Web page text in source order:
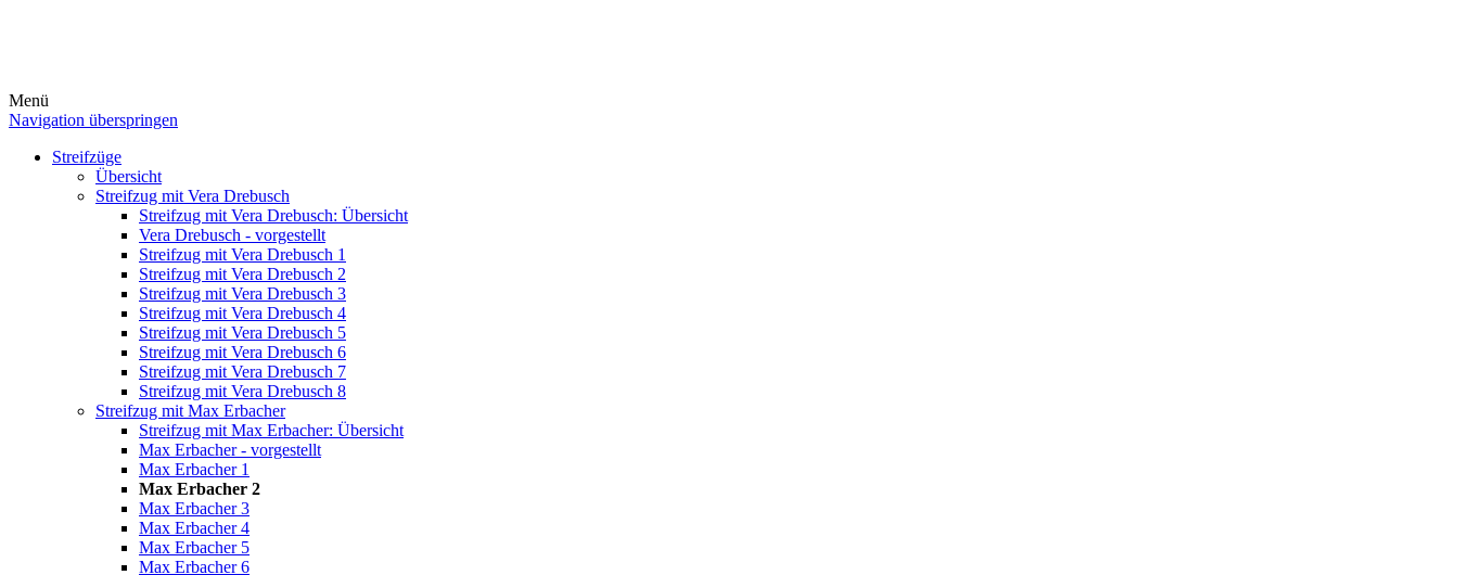
Menü
Navigation überspringen
Streifzüge
Übersicht
Streifzug mit Vera Drebusch
Streifzug mit Vera Drebusch: Übersicht
Vera Drebusch - vorgestellt
Streifzug mit Vera Drebusch 1
Streifzug mit Vera Drebusch 2
Streifzug mit Vera Drebusch 3
Streifzug mit Vera Drebusch 4
Streifzug mit Vera Drebusch 5
Streifzug mit Vera Drebusch 6
Streifzug mit Vera Drebusch 7
Streifzug mit Vera Drebusch 8
Streifzug mit Max Erbacher
Streifzug mit Max Erbacher: Übersicht
Max Erbacher - vorgestellt
Max Erbacher 1
Max Erbacher 2
Max Erbacher 3
Max Erbacher 4
Max Erbacher 5
Max Erbacher 6